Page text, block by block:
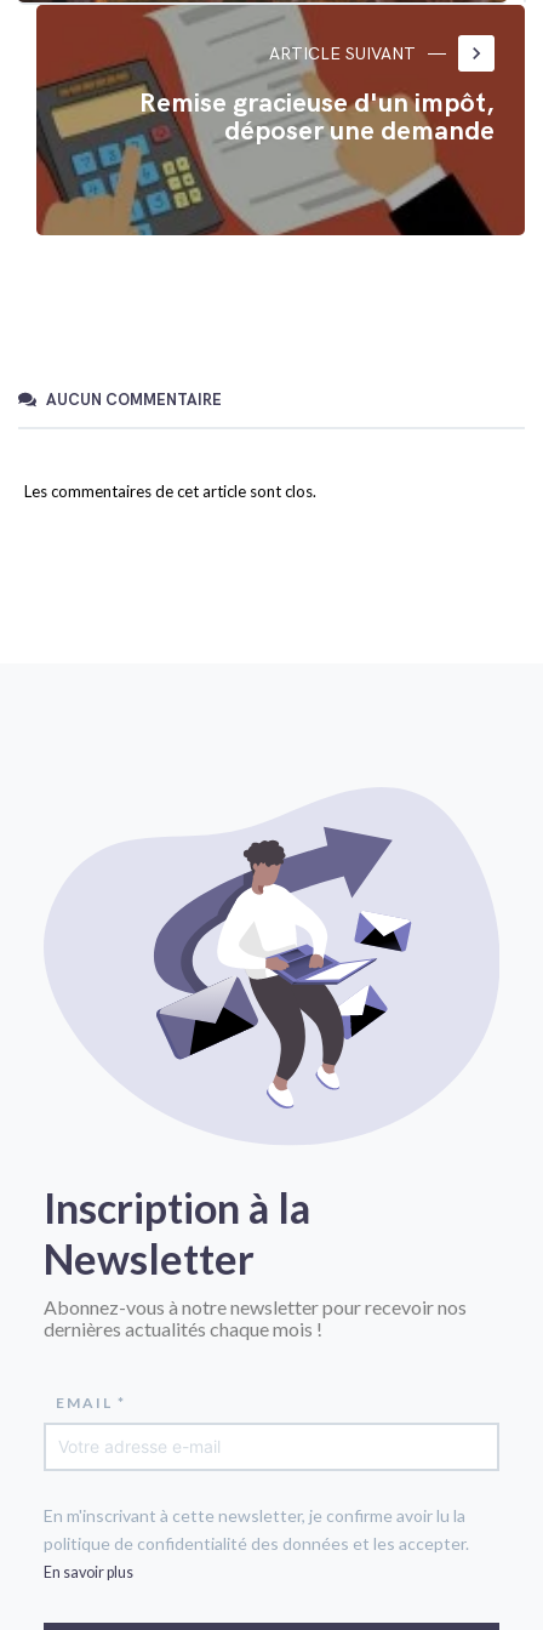
ARTICLE SUIVANT keyboard_arrow_right
Remise gracieuse d'un impôt,
déposer une demande
AUCUN COMMENTAIRE
Les commentaires de cet article sont clos.
Inscription à la
Newsletter
Abonnez-vous à notre newsletter pour recevoir nos
dernières actualités chaque mois !
EMAIL *
En m'inscrivant à cette newsletter, je confirme avoir lu la
politique de confidentialité des données et les accepter.
En savoir plus